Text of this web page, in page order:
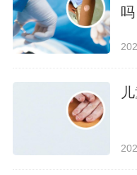
吗